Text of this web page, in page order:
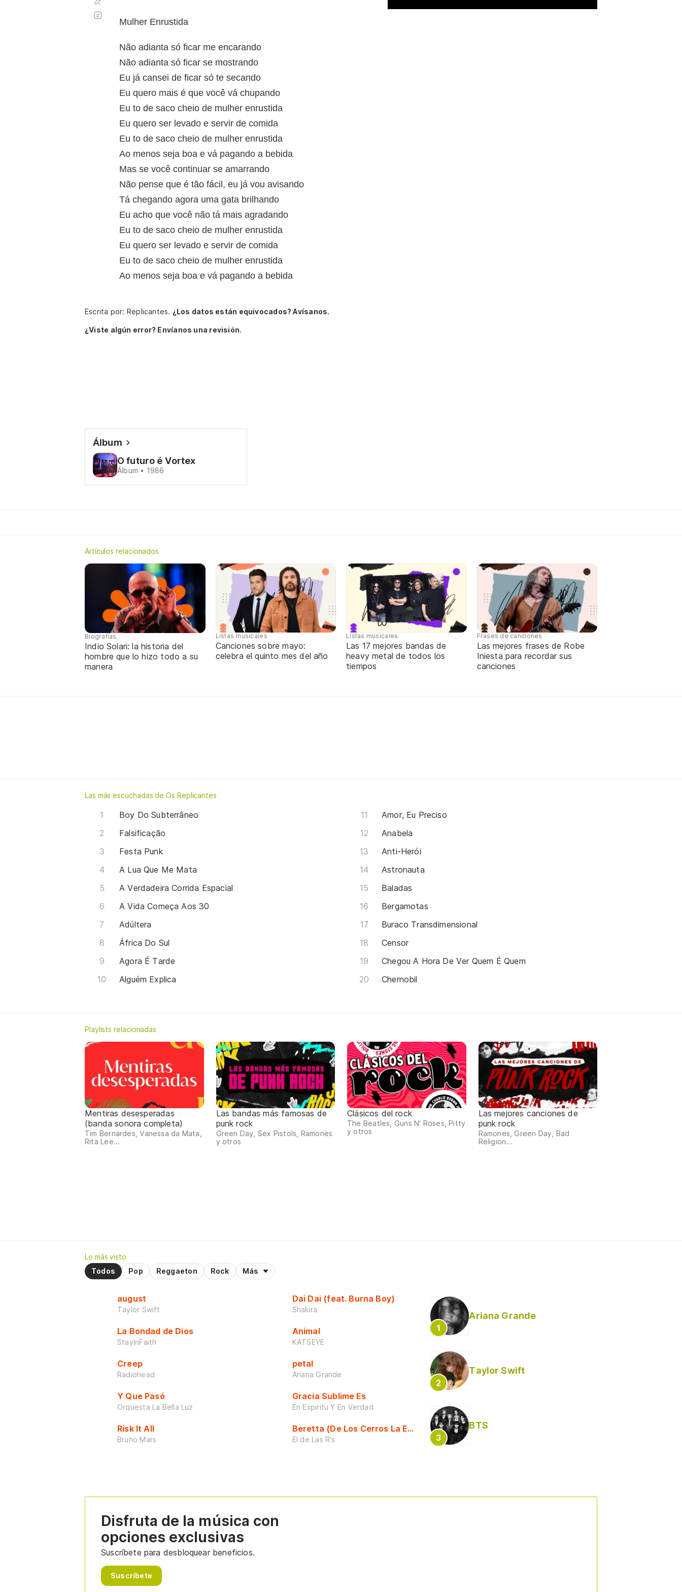
Mulher Enrustida
Não adianta só ficar me encarando
Não adianta só ficar se mostrando
Eu já cansei de ficar só te secando
Eu quero mais é que você vá chupando
Eu to de saco cheio de mulher enrustida
Eu quero ser levado e servir de comida
Eu to de saco cheio de mulher enrustida
Ao menos seja boa e vá pagando a bebida
Mas se você continuar se amarrando
Não pense que é tão fácil, eu já vou avisando
Tá chegando agora uma gata brilhando
Eu acho que você não tá mais agradando
Eu to de saco cheio de mulher enrustida
Eu quero ser levado e servir de comida
Eu to de saco cheio de mulher enrustida
Ao menos seja boa e vá pagando a bebida
automático
Escrita por: Replicantes. ¿Los datos están equivocados? Avísanos.
¿Viste algún error? Envíanos una revisión.
Álbum
O futuro é Vortex
Álbum • 1986
Artículos relacionados
Biografías
Indio Solari: la historia del
hombre que lo hizo todo a su
manera
Listas musicales
Canciones sobre mayo:
celebra el quinto mes del año
Listas musicales
Las 17 mejores bandas de
heavy metal de todos los
tiempos
Frases de canciones
Las mejores frases de Robe
Iniesta para recordar sus
canciones
Las más escuchadas de Os Replicantes
Boy Do Subterrâneo
Falsificação
Festa Punk
A Lua Que Me Mata
A Verdadeira Corrida Espacial
A Vida Começa Aos 30
Adúltera
África Do Sul
Agora É Tarde
Alguém Explica
Amor, Eu Preciso
Anabela
Anti-Herói
Astronauta
Baladas
Bergamotas
Buraco Transdimensional
Censor
Chegou A Hora De Ver Quem É Quem
Chernobil
Playlists relacionadas
Mentiras desesperadas
(banda sonora completa)
Tim Bernardes, Vanessa da Mata,
Rita Lee...
Las bandas más famosas de
punk rock
Green Day, Sex Pistols, Ramones
y otros
Clásicos del rock
The Beatles, Guns N' Roses, Pitty
y otros
Las mejores canciones de
punk rock
Ramones, Green Day, Bad
Religion...
Lo más visto
Todos
Pop Reggaeton Rock Más
august
Taylor Swift
La Bondad de Dios
StayInFaith
Creep
Radiohead
Y Que Pasó
Orquesta La Bella Luz
Risk It All
Bruno Mars
Dai Dai (feat. Burna Boy)
Shakira
Animal
KATSEYE
petal
Ariana Grande
Gracia Sublime Es
En Espiritu Y En Verdad
Beretta (De Los Cerros La Escuela)
El de Las R's
Ariana Grande
Taylor Swift
BTS
Disfruta de la música con
opciones exclusivas
Suscríbete para desbloquear beneficios.
Suscríbete